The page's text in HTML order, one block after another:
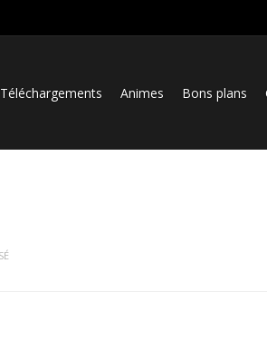
Téléchargements Animes Bons plans